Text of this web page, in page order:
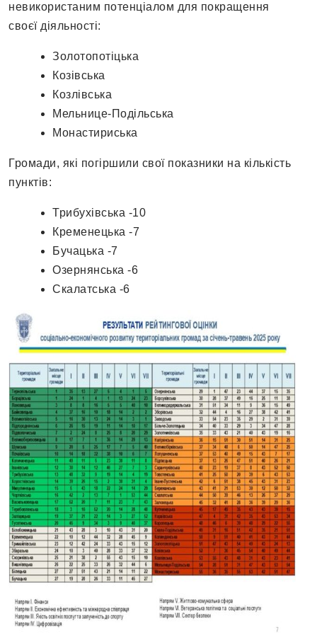
невикористаним потенціалом для покращення
своєї діяльності:
Золотопотіцька
Козівська
Козлівська
Мельнице-Подільська
Монастириська
Громади, які погіршили свої показники на кількість
пунктів:
Трибухівська -10
Кременецька -7
Бучацька -7
Озернянська -6
Скалатська -6